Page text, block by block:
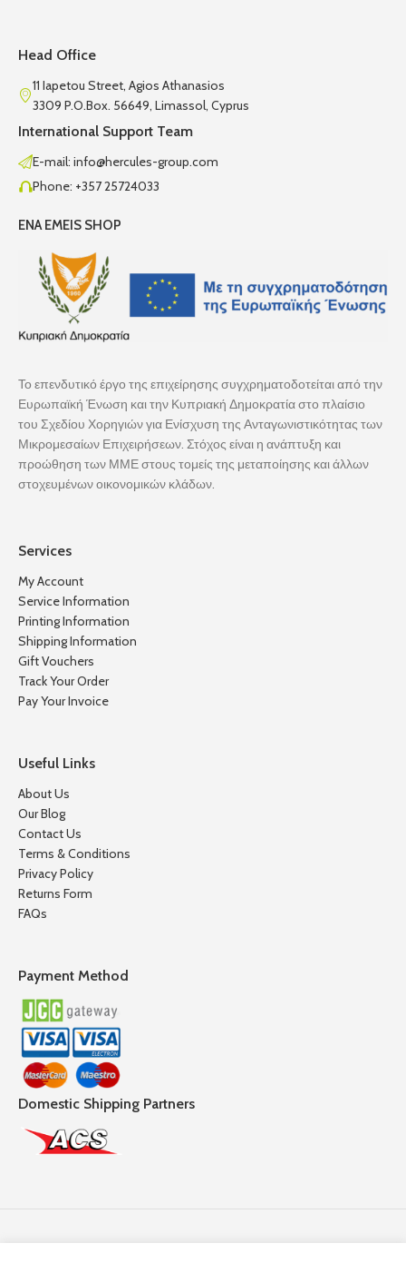
Head Office
11 Iapetou Street, Agios Athanasios
3309 P.O.Box. 56649, Limassol, Cyprus
International Support Team
E-mail: info@hercules-group.com
Phone: +357 25724033
ENA EMEIS SHOP
Το επενδυτικό έργο της επιχείρησης συγχρηματοδοτείται από την
Ευρωπαϊκή Ένωση και την Κυπριακή Δημοκρατία στο πλαίσιο
του Σχεδίου Χορηγιών για Ενίσχυση της Ανταγωνιστικότητας των
Μικρομεσαίων Επιχειρήσεων. Στόχος είναι η ανάπτυξη και
προώθηση των ΜΜΕ στους τομείς της μεταποίησης και άλλων
στοχευμένων οικονομικών κλάδων.
Services
My Account
Service Information
Printing Information
Shipping Information
Gift Vouchers
Track Your Order
Pay Your Invoice
Useful Links
About Us
Our Blog
Contact Us
Terms & Conditions
Privacy Policy
Returns Form
FAQs
Payment Method
Domestic Shipping Partners